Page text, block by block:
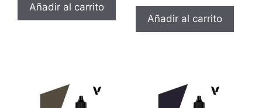
Añadir al carrito
Añadir al carrito